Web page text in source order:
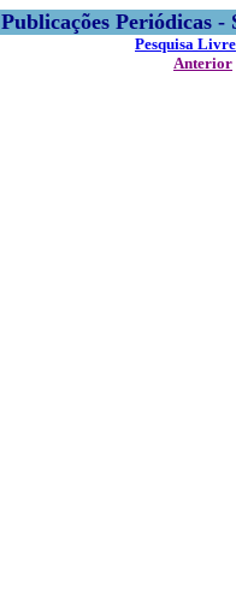
Publicações Periódicas
Pesquisa Livre
Anterior